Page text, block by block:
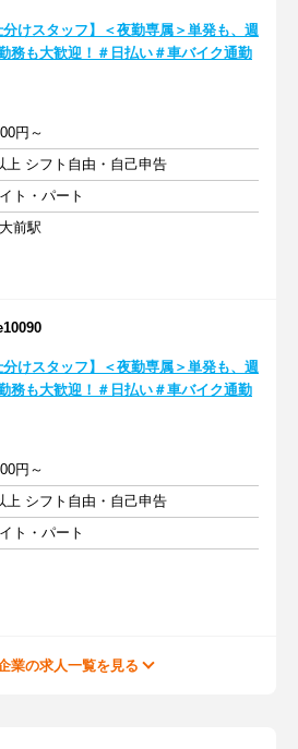
分けスタッフ】＜夜勤専属＞単発も、週
務も大歓迎！＃日払い＃車バイク通勤
円～
上 シフト自由・自己申告
ト・パート
前駅
分けスタッフ】＜夜勤専属＞単発も、週
務も大歓迎！＃日払い＃車バイク通勤
円～
上 シフト自由・自己申告
ト・パート
業の求人一覧を見る